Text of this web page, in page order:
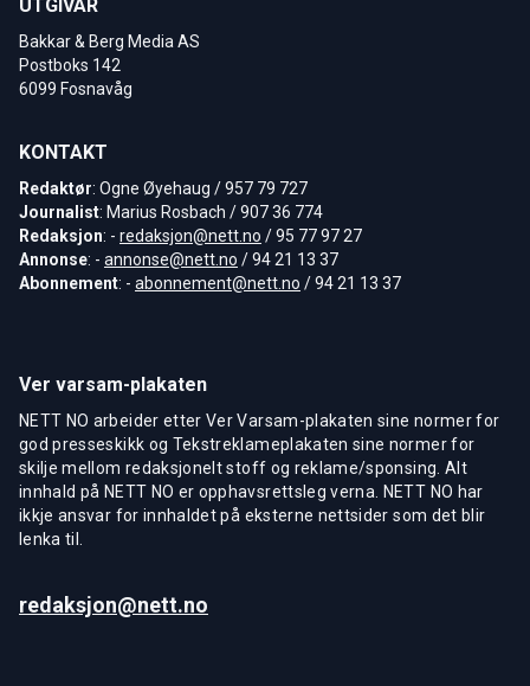
UTGIVAR
Bakkar & Berg Media AS
Postboks 142
6099 Fosnavåg
KONTAKT
Redaktør: Ogne Øyehaug / 957 79 727
Journalist: Marius Rosbach / 907 36 774
Redaksjon: - redaksjon@nett.no / 95 77 97 27
Annonse: - annonse@nett.no / 94 21 13 37
Abonnement: - abonnement@nett.no / 94 21 13 37
Ver varsam-plakaten
NETT NO arbeider etter Ver Varsam-plakaten sine normer for
god presseskikk og Tekstreklameplakaten sine normer for
skilje mellom redaksjonelt stoff og reklame/sponsing. Alt
innhald på NETT NO er opphavsrettsleg verna. NETT NO har
ikkje ansvar for innhaldet på eksterne nettsider som det blir
lenka til.
redaksjon@nett.no